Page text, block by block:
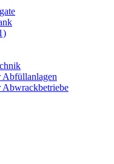
Abfüllanlagen
Abwrackbetriebe